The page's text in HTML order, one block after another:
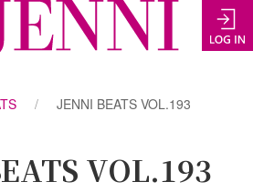
JENNI BEATS VOL.193
VOL.193